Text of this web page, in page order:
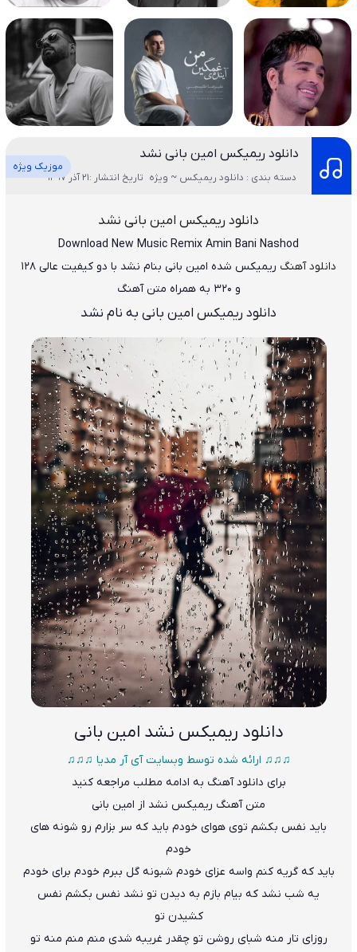
دانلود ریمیکس امین بانی نشد
موزیک ویژه
دسته بندی : دانلود ریمیکس ~ ویژه تاریخ انتشار :21 آذر 1397
دانلود ریمیکس امین بانی نشد
Download New Music Remix Amin Bani Nashod
دانلود آهنگ ریمیکس شده امین بانی بنام نشد
با دو کیفیت عالی ۱۲۸
و ۳۲۰ به همراه متن آهنگ
دانلود ریمیکس امین بانی به نام نشد
دانلود ریمیکس نشد امین بانی
♫♫♫ ارائه شده توسط وبسایت آی آر مدیا ♫♫♫
برای دانلود آهنگ به ادامه مطلب مراجعه کنید
متنآهنگ ریمیکس نشد از امین بانی
باید نفس بکشم توی هوای خودم باید که سر بزارم رو شونه های
خودم
باید که گریه کنم واسه عزای خودم شبونه گل ببرم خودم برای خودم
یه شب نشد که بیام بازم به دیدن تو نشد نفس بکشم نفس
کشیدن تو
روزای تار منه شبای روشن تو چقدر غریبه شدی منم منم منه تو